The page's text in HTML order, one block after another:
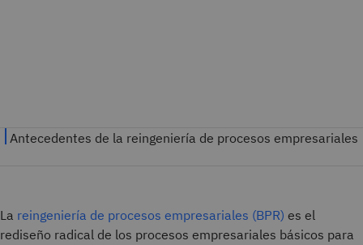
La reingeniería de procesos empresariales (BPR) es el
rediseño radical de los procesos empresariales básicos para